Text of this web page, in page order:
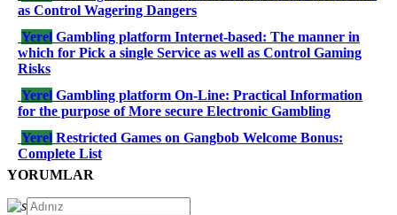
as Control Wagering Dangers
Yerel Gambling platform Internet-based: The manner in
which for Pick a single Service as well as Control Gaming
Risks
Yerel Gambling platform On-Line: Practical Information
for the purpose of More secure Electronic Gambling
Yerel Restricted Games on Gangbob Welcome Bonus:
Complete List
YORUMLAR